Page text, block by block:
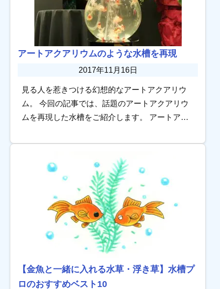
アートアクアリウムのような水槽を再現
2017年11月16日
見る人を惹きつける幻想的なアートアクアリウ
ム。 今回の記事では、話題のアートアクアリウ
ムを再現した水槽をご紹介します。 アートアク
クアリウムと、LEDライティングやプロジェク
【金魚と一緒に入れる水草・浮き草】水槽プ
ロのおすすめベスト10